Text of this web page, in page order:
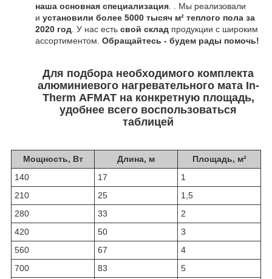
наша основная специализация . . Мы реализовали
и установили более 5000 тысяч м² теплого пола за
2020 год . У нас есть свой склад продукции с широким
ассортиментом. Обращайтесь - будем рады помочь!
Для подбора необходимого комплекта
алюминиевого нагревательного мата In-
Therm AFMATна конкретную площадь,
удобнее всего воспользоваться
таблицей
Мощность, Вт Длина, м Площадь, м²
140
17
1
210
25
1,5
280
33
2
420
50
3
560
67
4
700
83 5